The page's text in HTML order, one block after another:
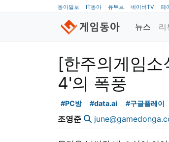
동아일보 IT동아 유튜브 네이버TV 페
뉴스 리
[한주의게임
4'의 폭풍
#PC방 #data.ai #구글플레이
조영준